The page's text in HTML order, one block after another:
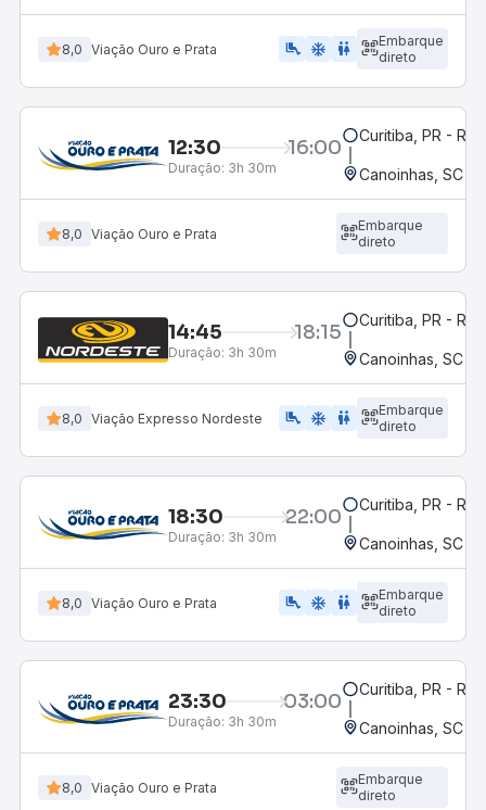
8,0 Viação Ouro e Prata airline_seat_legroom_extra ac_unit wc
Embarque
direto
12:30 16:00
Duração: 3h 30m
Curitiba, PR -
Canoinhas, SC
8,0 Viação Ouro e Prata
Embarque
direto
14:45 18:15
Duração: 3h 30m
Curitiba, PR -
Canoinhas, SC
8,0 Viação Expresso Nordeste airline_seat_legroom_extra ac_unit WC
Embarque
direto
18:30 22:00
Duração: 3h 30m
Curitiba, PR -
Canoinhas, SC
8,0 Viação Ouro e Prata airline_seat_legroom_extra ac_unit WC
Embarque
direto
23:30 03:00
Duração: 3h 30m
Curitiba, PR -
Canoinhas, SC
8,0 Viação Ouro e Prata
Embarque
direto